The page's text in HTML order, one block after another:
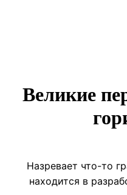
Великие
Назревает что-то
находится в